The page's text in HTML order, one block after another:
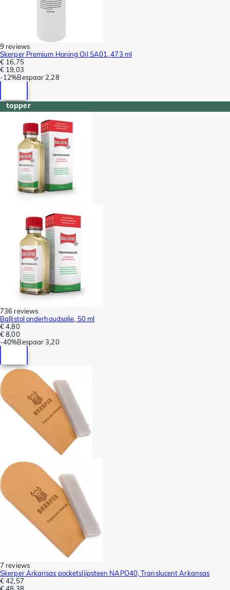
9 reviews
Skerper Premium Honing Oil SA01, 473 ml
€ 16,75
€ 19,03
-12%Bespaar 2,28
topper
736 reviews
Ballistol onderhoudsolie, 50 ml
€ 4,80
€ 8,00
-40%Bespaar 3,20
7 reviews
Skerper Arkansas pocketslijpsteen NAPO40, Translucent Arkansas
€ 42,57